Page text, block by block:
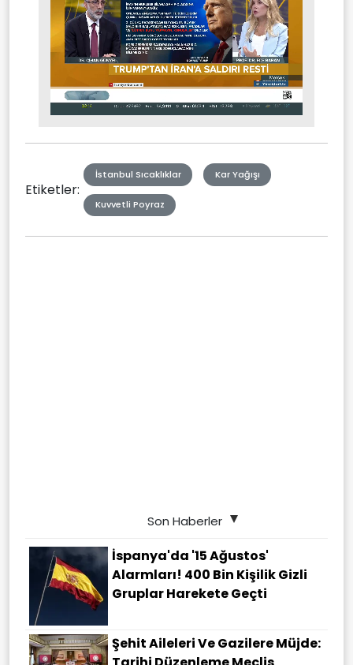
Mute Stream
Etiketler:
İstanbul Sıcaklıklar Kar Yağışı
Kuvvetli Poyraz
Son Haberler
İspanya'da '15 Ağustos'
Alarmları! 400 Bin Kişilik Gizli
Gruplar Harekete Geçti
Şehit Aileleri Ve Gazilere Müjde: